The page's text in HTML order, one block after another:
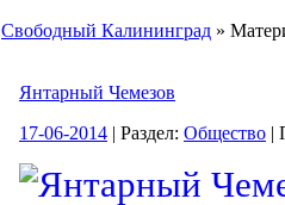
Свободный Калининград »
Янтарный Чемезов
17-06-2014 | Раздел: Общество |